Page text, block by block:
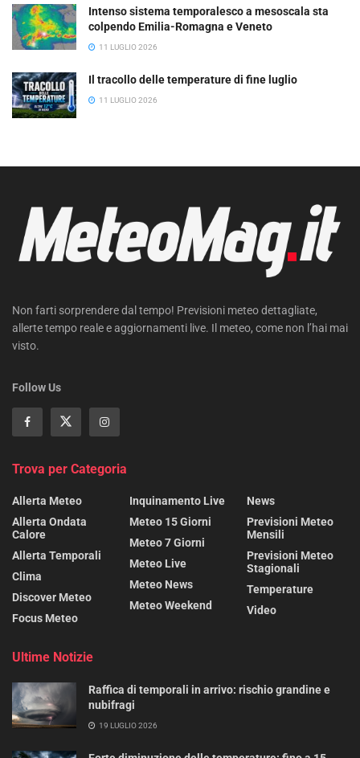
Intenso sistema temporalesco a mesoscala sta
colpendo Emilia-Romagna e Veneto
11 LUGLIO 2026
Il tracollo delle temperature di fine luglio
11 LUGLIO 2026
Non farti sorprendere dal tempo! Previsioni meteo dettagliate,
allerte tempo reale e aggiornamenti live. Il meteo, come non l’hai mai
visto.
Follow Us
Trova per Categoria
Allerta Meteo
Allerta Ondata
Calore
Allerta Temporali
Clima
Discover Meteo
Focus Meteo
Inquinamento Live
Meteo 15 Giorni
Meteo 7 Giorni
Meteo Live
Meteo News
Meteo Weekend
News
Previsioni Meteo
Mensili
Previsioni Meteo
Stagionali
Temperature
Video
Ultime Notizie
Raffica di temporali in arrivo: rischio grandine e
nubifragi
19 LUGLIO 2026